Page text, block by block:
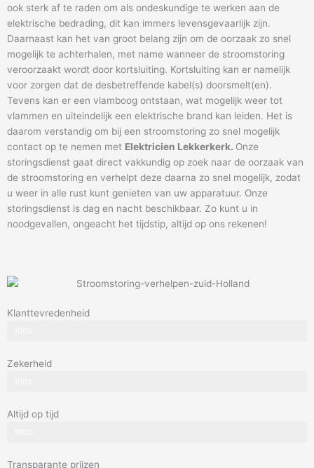
ook sterk af te raden om als ondeskundige te werken aan de
elektrische bedrading, dit kan immers levensgevaarlijk zijn.
Daarnaast kan het van groot belang zijn om de oorzaak zo snel
mogelijk te achterhalen, met name wanneer de stroomstoring
veroorzaakt wordt door kortsluiting. Kortsluiting kan er namelijk
voor zorgen dat de desbetreffende kabel(s) doorsmelt(en).
Tevens kan er een vlamboog ontstaan, wat mogelijk weer tot
vlammen en uiteindelijk een elektrische brand kan leiden. Het is
daarom verstandig om bij een stroomstoring zo snel mogelijk
contact op te nemen met Elektricien Lekkerkerk. Onze
storingsdienst gaat direct vakkundig op zoek naar de oorzaak van
de stroomstoring en verhelpt deze daarna zo snel mogelijk, zodat
u weer in alle rust kunt genieten van uw apparatuur. Onze
storingsdienst is dag en nacht beschikbaar. Zo kunt u in
noodgevallen, ongeacht het tijdstip, altijd op ons rekenen!
Klanttevredenheid
Zekerheid
Altijd op tijd
Transparante prijzen